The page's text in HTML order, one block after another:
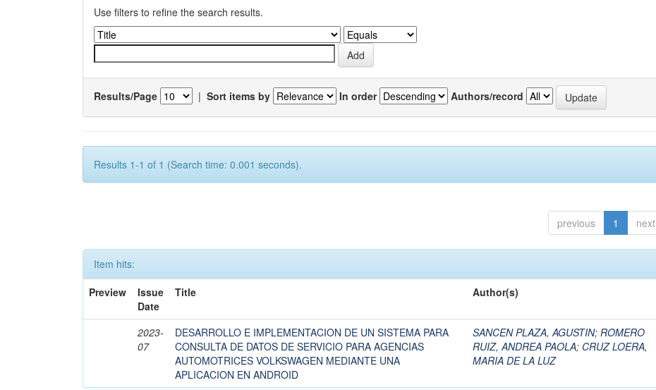
Use filters to refine the search results.
Results/Page | Sort items by In order Authors/record
Results 1-1 of 1 (Search time: 0.001 seconds).
previous 1 next
Item hits:
Preview
Issue
Date
Title Author(s)
2023-
07
DESARROLLO E IMPLEMENTACION DE UN SISTEMA PARA
CONSULTA DE DATOS DE SERVICIO PARA AGENCIAS
AUTOMOTRICES VOLKSWAGEN MEDIANTE UNA
APLICACION EN ANDROID
SANCEN PLAZA, AGUSTIN; ROMERO
RUIZ, ANDREA PAOLA; CRUZ LOERA,
MARIA DE LA LUZ